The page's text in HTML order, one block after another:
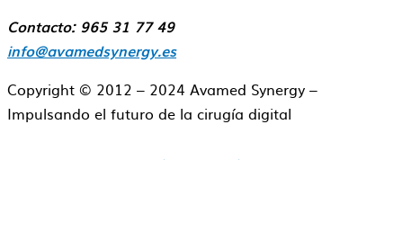
Contacto: 965 31 77 49
info@avamedsynergy.es
Copyright © 2012 – 2024 Avamed Synergy –
Impulsando el futuro de la cirugía digital